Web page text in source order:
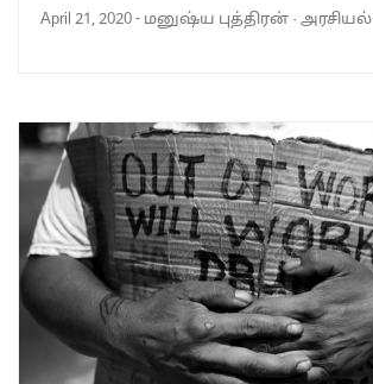
April 21, 2020- மனுஷ்ய புத்திரன் · அரசியல்